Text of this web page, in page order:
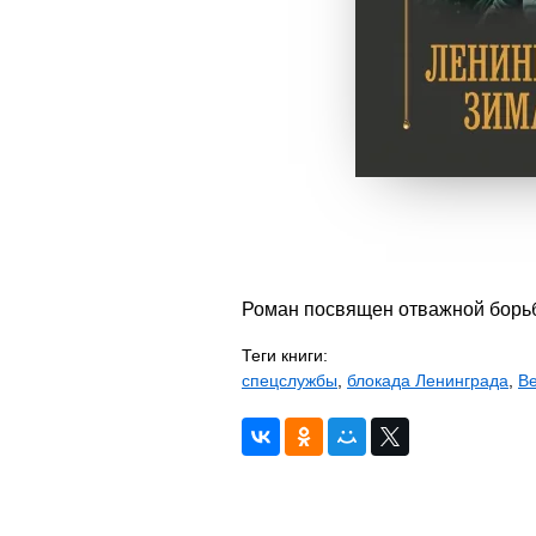
Роман посвящен отважной
Теги книги:
спецслужбы блокада Ленинграда